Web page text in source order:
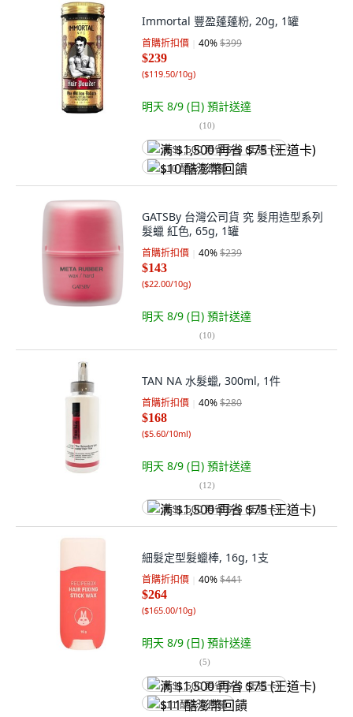
Immortal 豐盈蓬蓬粉, 20g, 1罐
首購折扣價 40%$399
$239
($119.50/10g)
明天 8/9 (日) 預計送達
(10)
满 $1,500 再省 $75 (王道卡)
$10 酷澎幣回饋
GATSBy 台灣公司貨 究 髮用造型系列
髮蠟 紅色, 65g, 1罐
首購折扣價 40%$239
$143
($22.00/10g)
明天 8/9 (日) 預計送達
(10)
TAN NA 水髮蠟, 300ml, 1件
首購折扣價 40%$280
$168
($5.60/10ml)
明天 8/9 (日) 預計送達
(12)
满 $1,500 再省 $75 (王道卡)
細髮定型髮蠟棒, 16g, 1支
首購折扣價 40%$441
$264
($165.00/10g)
明天 8/9 (日) 預計送達
(5)
满 $1,500 再省 $75 (王道卡)
$11 酷澎幣回饋